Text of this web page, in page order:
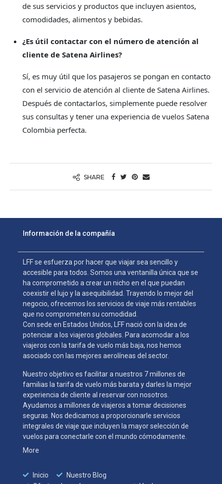
de sus servicios y productos que incluyen asientos,
comodidades, alimentos y bebidas.
¿Es útil contactar con el número de atención al
cliente de Satena Airlines?
Sí, es muy útil que los pasajeros se pongan en contacto
con el servicio de atención al cliente de Satena Airlines.
Después de contactarlos, simplemente puede resolver
sus consultas y tener una experiencia de vuelos Satena
Colombia perfecta.
SHARE
Información de la compañía
LFF se esfuerza por hacer que viajar sea sencillo y
accesible para todos. Somos una ventanilla única que se
ha comprometido a crear un nicho en el que puedan
coexistir el lujo y la asequibilidad. Trayendo lo mejor del
negocio, ofrecemos los servicios de viaje más rentables
que no comprometen su comodidad.
Con sede en Estados Unidos, LFF nació con la idea de
potenciar a los viajeros globales. Para acomodar a los
viajeros con la tarifa de vuelo más baja, nos hemos
asociado con las mejores aerolíneas del sector.
Nuestro objetivo es facilitar a nuestros 7 millones de
familias la tarifa de vuelo más barata y darles la mejor
experiencia de cliente al reservar con nosotros.
Ayudamos a millones de viajeros a tomar decisiones
seguras. Nos dedicamos a proporcionarle servicios
integrales de viaje que incluyen la mayor selección de
vuelos para conectarle con el mundo cómodamente.
More
Inicio
Nuestro Blog